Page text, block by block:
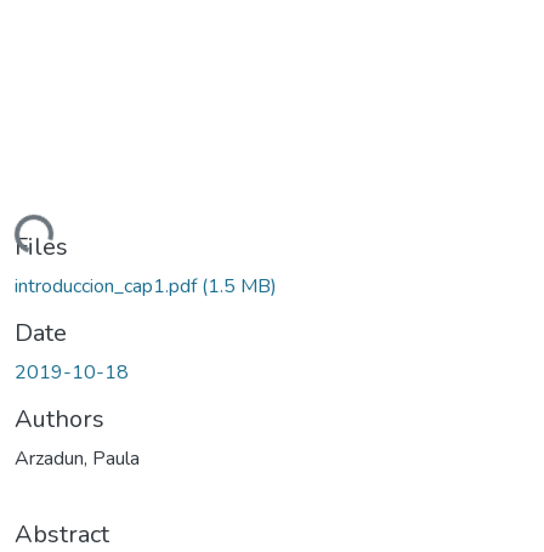
Files
introduccion_cap1.pdf(1.5 MB)
Date
2019-10-18
Authors
Arzadun, Paula
Abstract